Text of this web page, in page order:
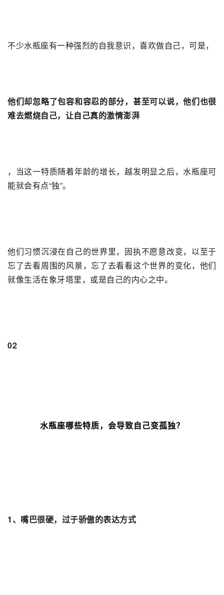
不少水瓶座有一种强烈的自我意识，喜欢做自己，可是，
他们却忽略了包容和容忍的部分，甚至可以说，他们也很
难去燃烧自己，让自己真的激情澎湃
，当这一特质随着年龄的增长，越发明显之后，水瓶座可
能就会有点“独”。
他们习惯沉浸在自己的世界里，固执不愿意改变，以至于
忘了去看周围的风景，忘了去看看这个世界的变化，他们
就像生活在象牙塔里，或是自己的内心之中。
02
水瓶座哪些特质，会导致自己变孤独？
1、嘴巴很硬，过于骄傲的表达方式